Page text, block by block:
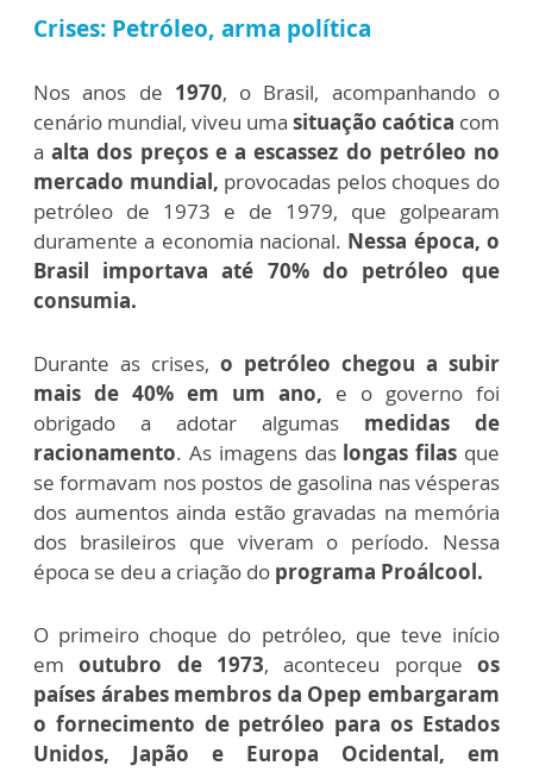
Crises: Petróleo, arma política
Nos anos de 1970, o Brasil, acompanhando o
cenário mundial, viveu uma situação caótica com
aalta dos preços e a escassez do petróleo no
mercado mundial, provocadas pelos choques do
petróleo de 1973 e de 1979, que golpearam
duramente a economia nacional. Nessa época, o
Brasil importava até 70% do petróleo que
consumia.
Durante as crises, o petróleo chegou a subir
mais de 40% em um ano, e o governo foi
obrigado a adotar algumas medidas de
racionamento. As imagens das longas filas que
se formavam nos postos de gasolina nas vésperas
dos aumentos ainda estão gravadas na memória
dos brasileiros que viveram o período. Nessa
época se deu a criação do programa Proálcool.
O primeiro choque do petróleo, que teve início
emoutubro de 1973, aconteceu porque os
países árabes membros da Opep embargaram
o fornecimento de petróleo para os Estados
Unidos, Japão e Europa Ocidental, em